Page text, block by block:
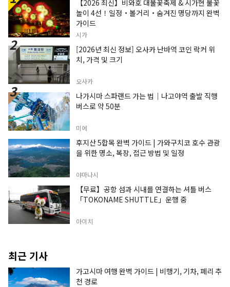
【2026 최신】비와호 대불꽃축제 & 시가현 불꽃
놀이 4선！일정・볼거리・숨겨진 명당까지 완벽
가이드
시가
[2026년 최신 정보] 오사카 난바역 코인 락커 위
치, 가격 및 크기
오사카
나가시마 스파랜드 가는 법｜나고야역 출발 직행
버스로 약 50분
미에
후지산 5합목 완벽 가이드 | 가와구치코 호수 관광
을 위한 명소, 복장, 접근 방법 및 일정
야마나시
【무료】공항 섬과 시내를 연결하는 셔틀 버스
「TOKONAME SHUTTLE」운행 중
아이치
최근 기사
가고시마 여행 완벽 가이드 | 비행기, 기차, 페리 추
천 경로